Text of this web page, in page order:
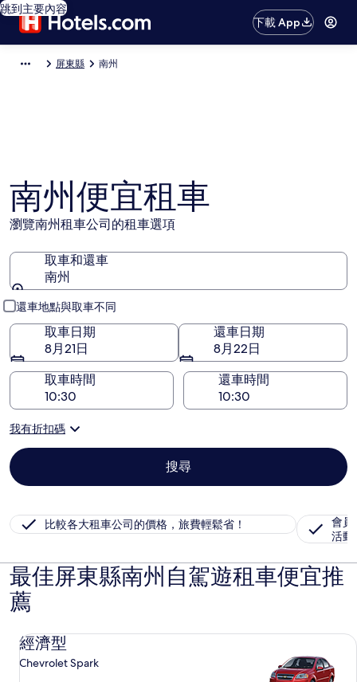
跳到主要內容
下載 App
屏東縣 南州
南州便宜租車
瀏覽南州租車公司的租車選項
取車和還車
南州
取車和還車
還車地點與取車不同
取車日期
8月21日
還車日期
8月22日
取車時間
還車時間
我有折扣碼
搜尋
比較各大租車公司的價格，旅費輕鬆省！
會員
活動
最佳屏東縣南州自駕遊租車便宜推
薦
經濟型
Chevrolet Spark
經濟型 Chevrolet Spark